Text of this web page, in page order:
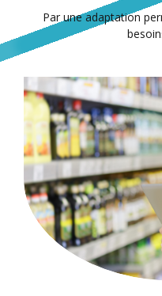
Par une adaptation